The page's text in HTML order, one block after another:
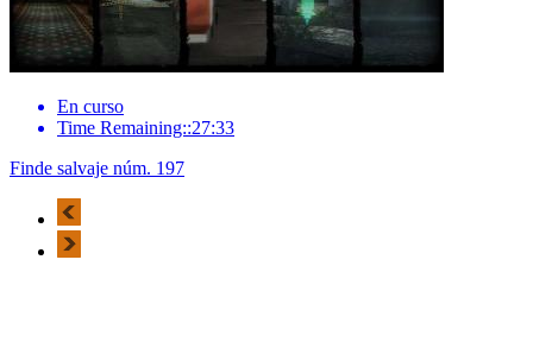
En curso
Time Remaining::27:33
Finde salvaje núm. 197